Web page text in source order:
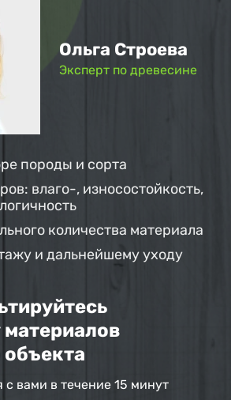
Ольга Строева
Эксперт по древесине
породы и сорта
влаго-, износостойкость,
количества материала
и дальнейшему уходу
с вами в течение 15 минут